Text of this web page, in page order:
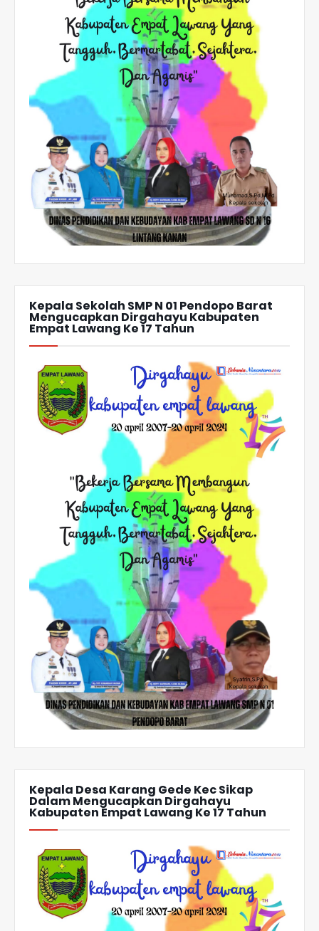
Kepala Sekolah SMP N 01 Pendopo Barat
Mengucapkan Dirgahayu Kabupaten
Empat Lawang Ke 17 Tahun
Kepala Desa Karang Gede Kec Sikap
Dalam Mengucapkan Dirgahayu
Kabupaten Empat Lawang Ke 17 Tahun